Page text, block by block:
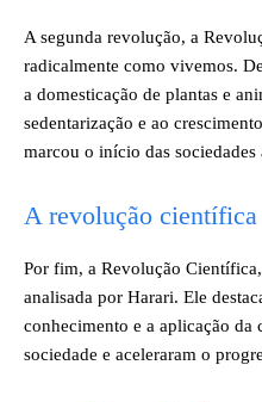
A segunda revolução, a
radicalmente como vivemos.
a domesticação de plantas e
sedentarização e ao
marcou o início das sociedades
A revolução científica
Por fim, a Revolução
analisada por Harari. Ele
conhecimento e a aplicação da
sociedade e aceleraram o